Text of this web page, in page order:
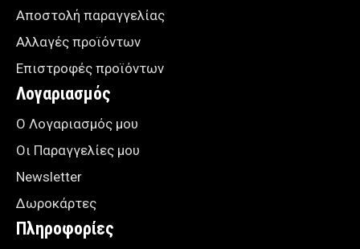
Αποστολή παραγγελίας
Αλλαγές προϊόντων
Επιστροφές προϊόντων
Λογαριασμός
Ο Λογαριασμός μου
Οι Παραγγελίες μου
Newsletter
Δωροκάρτες
Πληροφορίες